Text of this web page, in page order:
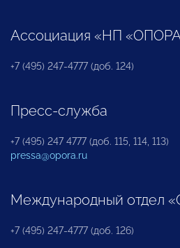
Ассоциация «НП
+7 (495) 247-4777 (доб. 124)
Пресс-служба
+7 (495) 247 4777 (доб. 115, 114, 113)
pressa@opora.ru
Международный отдел
+7 (495) 247-4777 (доб. 126)